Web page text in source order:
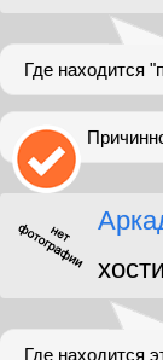
Где находится
Где находится